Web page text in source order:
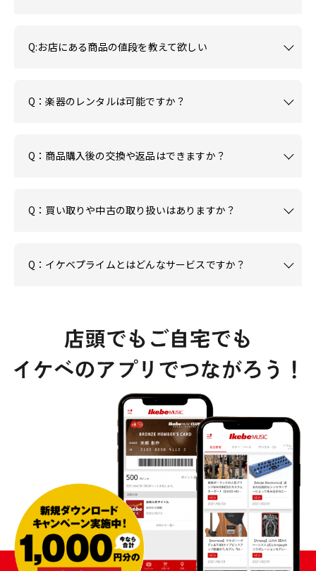
Q:お店にある商品の値段を教えて欲しい
Q：楽器のレンタルは可能ですか？
Q：商品購入後の交換や返品はできますか？
Q：買い取りや中古の取り扱いはありますか？
Q：イケベプライムとはどんなサービスですか？